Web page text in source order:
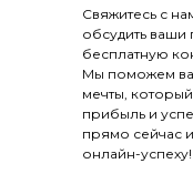
Свяжитесь с
обсудить ваши
бесплатную
Мы поможем
мечты,
прибыль и
прямо сейчас
онлайн-успеху!